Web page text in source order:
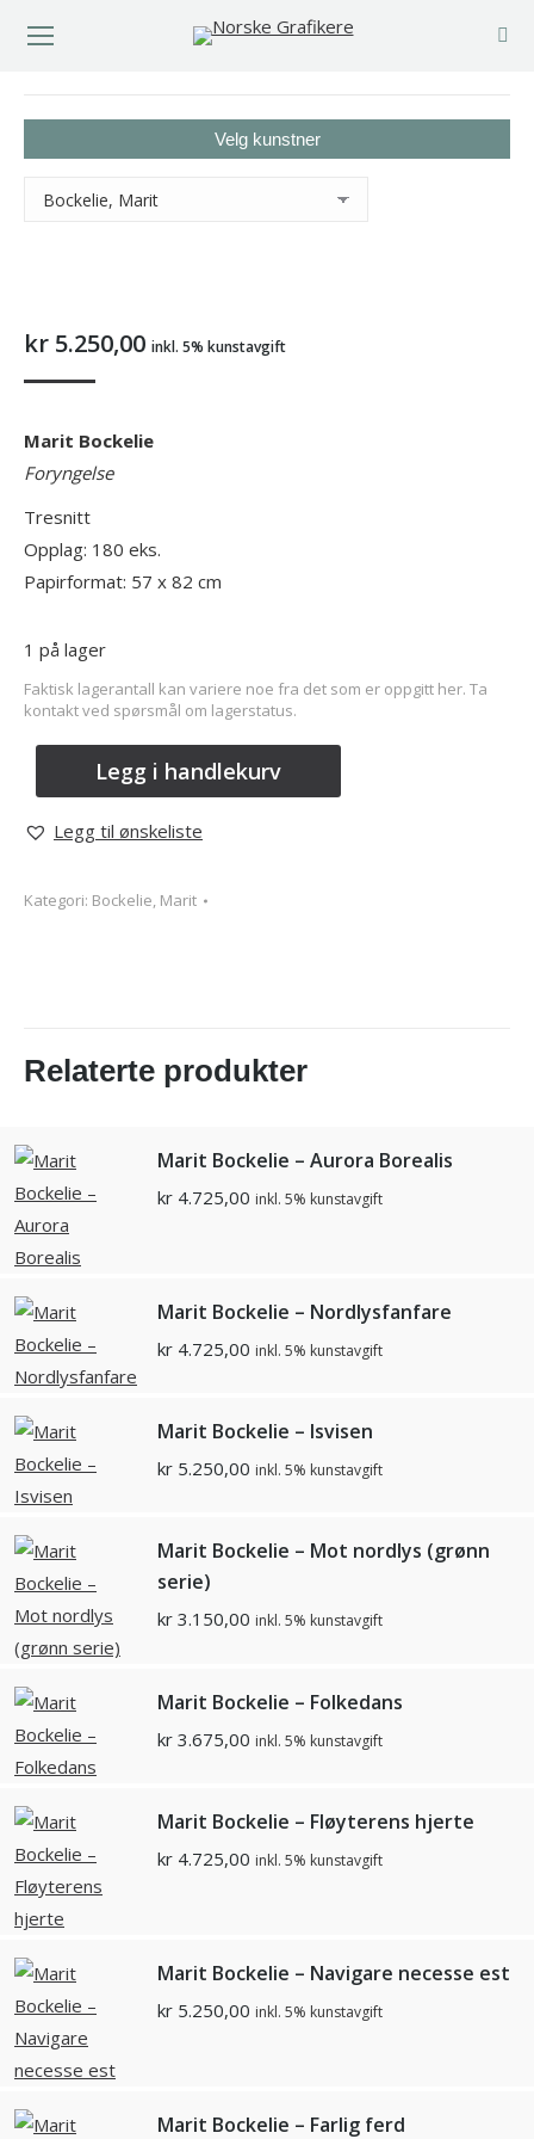
Velg kunstner
kr 5.250,00 inkl. 5% kunstavgift
Marit Bockelie
Foryngelse
Tresnitt
Opplag: 180 eks.
Papirformat: 57 x 82 cm
1 på lager
Faktisk lagerantall kan variere noe fra det som er oppgitt her. Ta
kontakt ved spørsmål om lagerstatus.
Legg i handlekurv
Legg til ønskeliste
Kategori: Bockelie, Marit
Relaterte produkter
Marit Bockelie – Aurora Borealis
kr 4.725,00 inkl. 5% kunstavgift
Marit Bockelie – Nordlysfanfare
kr 4.725,00 inkl. 5% kunstavgift
Marit Bockelie – Isvisen
kr 5.250,00 inkl. 5% kunstavgift
Marit Bockelie – Mot nordlys (grønn
serie)
kr 3.150,00 inkl. 5% kunstavgift
Marit Bockelie – Folkedans
kr 3.675,00 inkl. 5% kunstavgift
Marit Bockelie – Fløyterens hjerte
kr 4.725,00 inkl. 5% kunstavgift
Marit Bockelie – Navigare necesse est
kr 5.250,00 inkl. 5% kunstavgift
Marit Bockelie – Farlig ferd